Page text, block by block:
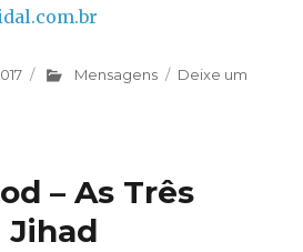
Categorias
Mensagens
Deixe um
– As Três
Jihad